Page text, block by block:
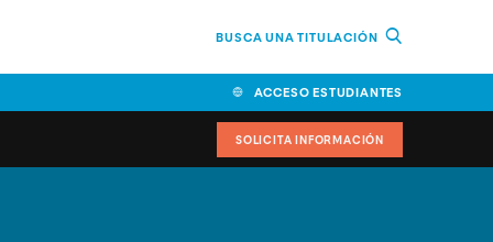
BUSCA UNA TITULACIÓN
ACCESO ESTUDIANTES
SOLICITA INFORMACIÓN